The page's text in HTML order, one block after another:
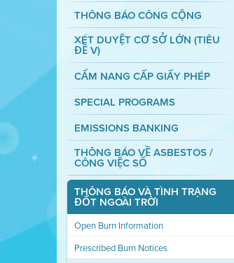
THÔNG BÁO CÔNG CỘNG
XÉT DUYỆT CƠ SỞ LỚN (TIÊU
ĐỀ V)
CẨM NANG CẤP GIẤY PHÉP
SPECIAL PROGRAMS
EMISSIONS BANKING
THÔNG BÁO VỀ ASBESTOS /
CÔNG VIỆC SỐ
THÔNG BÁO VÀ TÌNH TRẠNG
ĐỐT NGOÀI TRỜI
Open Burn Information
Prescribed Burn Notices